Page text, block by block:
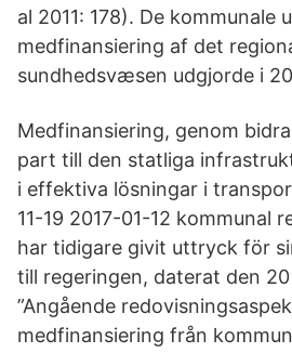
al 2011: 178). De kommunale
medfinansiering af det
sundhedsvæsen udgjorde i
Medfinansiering, genom
part till den statliga
i effektiva lösningar i
11-19 2017-01-12 kommunal
har tidigare givit uttryck för
till regeringen, daterat den
”Angående
medfinansiering från